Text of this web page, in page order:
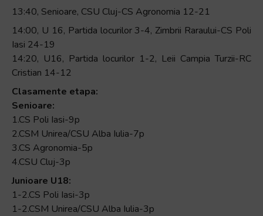
13:40, Senioare, CSU Cluj-CS Agronomia 12-21
14:00, U 16, Partida locurilor 3-4, Zimbrii Raraului-CS Poli
Iasi 24-19
14:20, U16, Partida locurilor 1-2, Leii Campia Turzii-RC
Cristian 14-12
Clasamente etapa:
Senioare:
1.CS Poli Iasi-9p
2.CSM Unirea/CSU Alba Iulia-7p
3.CS Agronomia-5p
4.CSU Cluj-3p
Junioare U18:
1-2.CS Poli Iasi-3p
1-2.CSM Unirea/CSU Alba Iulia-3p